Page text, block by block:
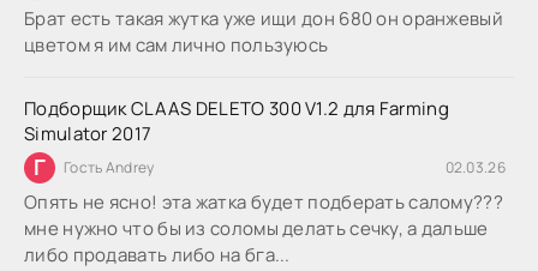
Брат есть такая жутка уже ищи дон 680 он оранжевый
цветом я им сам лично пользуюсь
Подборщик CLAAS DELETO 300 V1.2 для Farming
Simulator 2017
Г Гость Andrey 02.03.26
Опять не ясно! эта жатка будет подберать салому???
мне нужно что бы из соломы делать сечку, а дальше
либо продавать либо на бга...